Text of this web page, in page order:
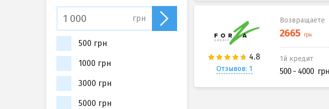
Отзывов: 1
Возвращаете
1й кредит
500 - 4000
грн
500 грн
1000 грн
3000 грн
5000 грн